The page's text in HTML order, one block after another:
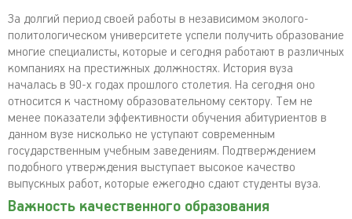
За долгий период своей работы в независимом эколого-
политологическом университете успели получить образование
многие специалисты, которые и сегодня работают в различных
компаниях на престижных должностях. История вуза
началась в 90-х годах прошлого столетия. На сегодня оно
относится к частному образовательному сектору. Тем не
менее показатели эффективности обучения абитуриентов в
данном вузе нисколько не уступают современным
государственным учебным заведениям. Подтверждением
подобного утверждения выступает высокое качество
выпускных работ, которые ежегодно сдают студенты вуза.
Важность качественного образования